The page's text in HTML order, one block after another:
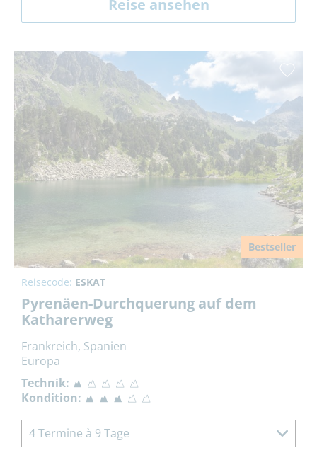
Reise ansehen
Bestseller
Reisecode: ESKAT
Pyrenäen-Durchquerung auf dem
Katharerweg
Frankreich, Spanien
Europa
Technik:
Kondition:
4 Termine à 9 Tage